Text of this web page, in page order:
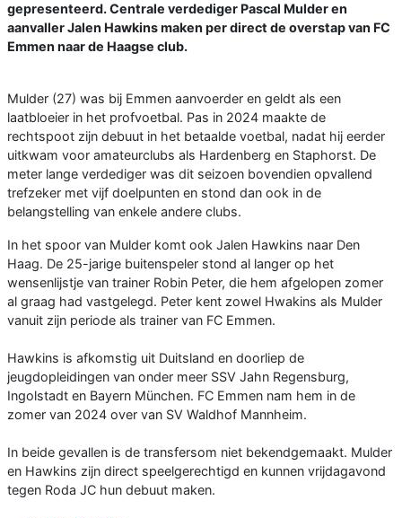
gepresenteerd. Centrale verdediger Pascal Mulder en
aanvaller Jalen Hawkins maken per direct de overstap van FC
Emmen naar de Haagse club.
Mulder (27) was bij Emmen aanvoerder en geldt als een
laatbloeier in het profvoetbal. Pas in 2024 maakte de
rechtspoot zijn debuut in het betaalde voetbal, nadat hij eerder
uitkwam voor amateurclubs als Hardenberg en Staphorst. De
meter lange verdediger was dit seizoen bovendien opvallend
trefzeker met vijf doelpunten en stond dan ook in de
belangstelling van enkele andere clubs.
In het spoor van Mulder komt ook Jalen Hawkins naar Den
Haag. De 25-jarige buitenspeler stond al langer op het
wensenlijstje van trainer Robin Peter, die hem afgelopen zomer
al graag had vastgelegd. Peter kent zowel Hwakins als Mulder
vanuit zijn periode als trainer van FC Emmen.
Hawkins is afkomstig uit Duitsland en doorliep de
jeugdopleidingen van onder meer SSV Jahn Regensburg,
Ingolstadt en Bayern München. FC Emmen nam hem in de
zomer van 2024 over van SV Waldhof Mannheim.
In beide gevallen is de transfersom niet bekendgemaakt. Mulder
en Hawkins zijn direct speelgerechtigd en kunnen vrijdagavond
tegen Roda JC hun debuut maken.